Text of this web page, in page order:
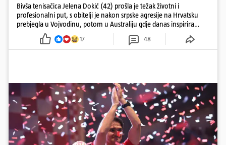
Bivša tenisačica Jelena Dokić (42) prošla je težak životni i
profesionalni put, s obitelji je nakon srpske agresije na Hrvatsku
prebjegla u Vojvodinu, potom u Australiju gdje danas inspirira
17 48